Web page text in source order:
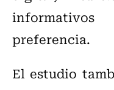
preferencia.
El estudio